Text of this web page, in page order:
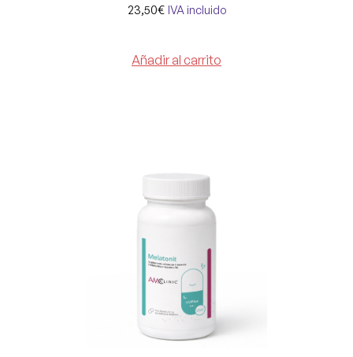
23,50€ IVA incluido
Añadir al carrito